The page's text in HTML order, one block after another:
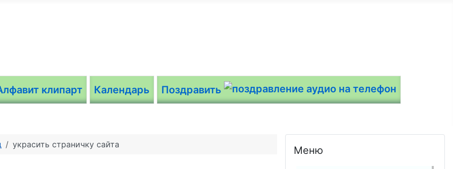
клипарт Календарь
Поздравить
украсить страничку сайта Меню